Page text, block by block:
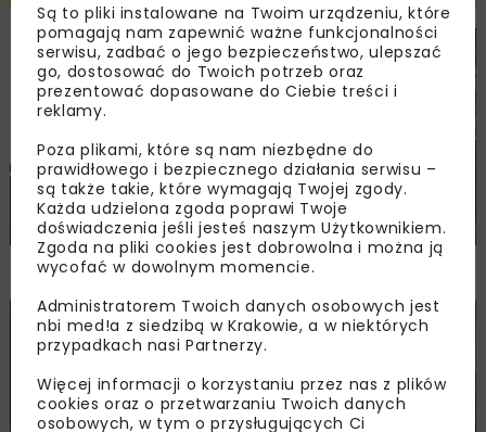
DROGI MOSTY TUNELE ARCHIWUM NBI WYDARZENIA
NOVDROG 2026
DROGI MOSTY TUNELE ARCHIWUM NBI WYDARZENIA
Są to pliki instalowane na Twoim urządzeniu, które
pomagają nam zapewnić ważne funkcjonalności
serwisu, zadbać o jego bezpieczeństwo, ulepszać
go, dostosować do Twoich potrzeb oraz
prezentować dopasowane do Ciebie treści i
reklamy.
Poza plikami, które są nam niezbędne do
prawidłowego i bezpiecznego działania serwisu –
są także takie, które wymagają Twojej zgody.
Każda udzielona zgoda poprawi Twoje
doświadczenia jeśli jesteś naszym Użytkownikiem.
Zgoda na pliki cookies jest dobrowolna i można ją
wycofać w dowolnym momencie.
Administratorem Twoich danych osobowych jest
nbi med!a z siedzibą w Krakowie, a w niektórych
przypadkach nasi Partnerzy.
Więcej informacji o korzystaniu przez nas z plików
cookies oraz o przetwarzaniu Twoich danych
osobowych, w tym o przysługujących Ci